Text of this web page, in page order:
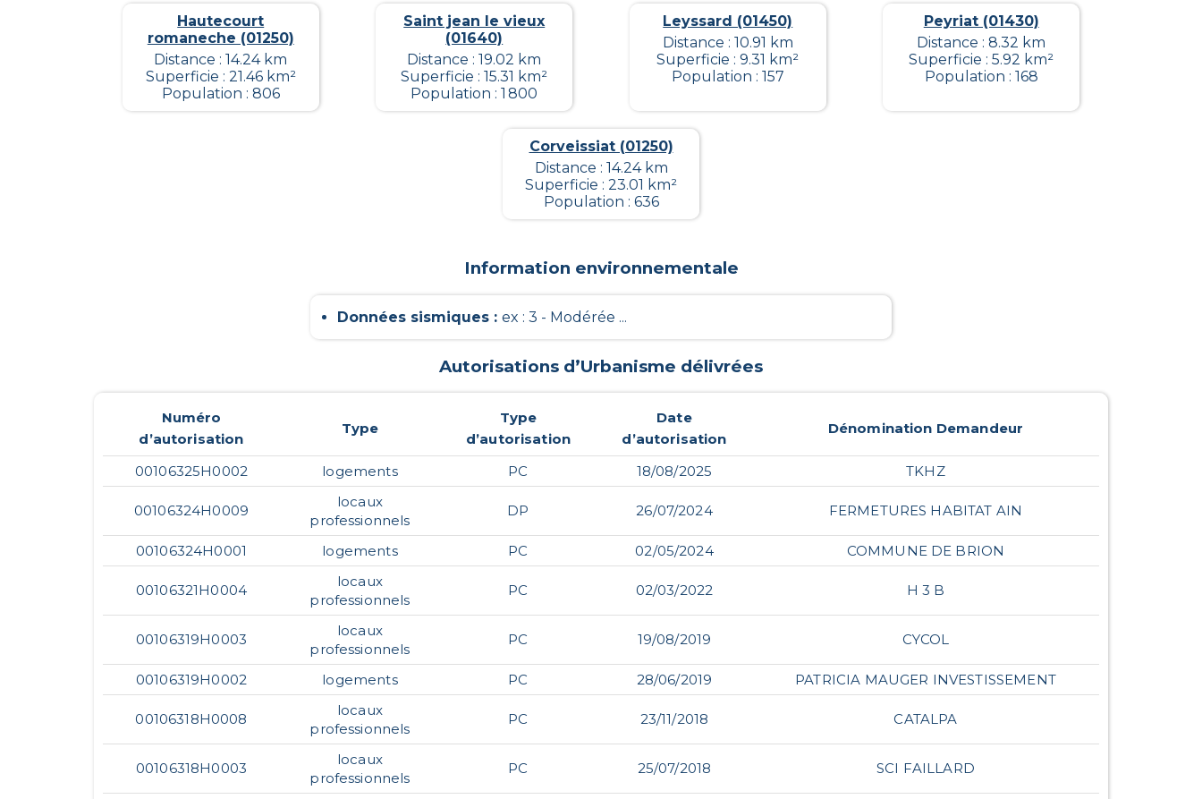
Hautecourt
romaneche (01250)
Distance : 14.24 km
Superficie : 21.46 km²
Population : 806
Saint jean le vieux
(01640)
Distance : 19.02 km
Superficie : 15.31 km²
Population : 1 800
Leyssard (01450)
Distance : 10.91 km
Superficie : 9.31 km²
Population : 157
Peyriat (01430)
Distance : 8.32 km
Superficie : 5.92 km²
Population : 168
Corveissiat (01250)
Distance : 14.24 km
Superficie : 23.01 km²
Population : 636
Information environnementale
Données sismiques : ex : 3 - Modérée ...
Autorisations d’Urbanisme délivrées
Numéro
d’autorisation
Type
Type
d’autorisation
Date
d’autorisation
Dénomination Demandeur
00106325H0002 logements PC 18/08/2025 TKHZ
00106324H0009
locaux
professionnels
DP 26/07/2024 FERMETURES HABITAT AIN
00106324H0001 logements PC 02/05/2024 COMMUNE DE BRION
00106321H0004
locaux
professionnels
PC 02/03/2022 H 3 B
00106319H0003
locaux
professionnels
PC 19/08/2019 CYCOL
00106319H0002 logements PC 28/06/2019 PATRICIA MAUGER INVESTISSEMENT
00106318H0008
locaux
professionnels
PC 23/11/2018 CATALPA
00106318H0003
locaux
professionnels
PC 25/07/2018 SCI FAILLARD